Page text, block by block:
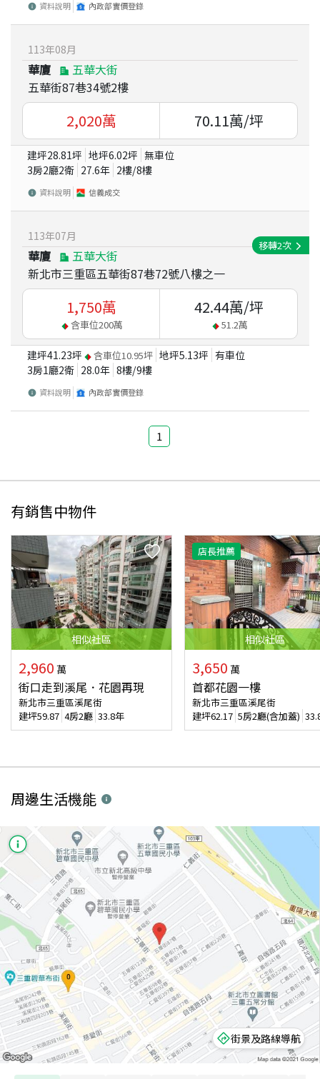
資料說明 內政部實價登錄
113年08月
華廈
五華大街
五華街87巷34號2樓
2,020萬 70.11萬/坪
建坪28.81坪 地坪6.02坪 無車位
3房2廳2衛 27.6年 2樓/8樓
資料說明 信義成交
113年07月
華廈
五華大街
新北市三重區五華街87巷72號八樓之一
移轉2次
1,750萬
含車位200萬
42.44萬/坪
51.2萬
建坪41.23坪 含車位10.95坪 地坪5.13坪 有車位
3房1廳2衛 28.0年 8樓/9樓
資料說明 內政部實價登錄
1
有銷售中物件
相似社區
2,960 萬
街口走到溪尾．花園再現
新北市三重區溪尾街
建坪59.87 4房2廳 33.8年
店長推薦
相似社區
3,650 萬
首都花園一樓
新北市三重區溪尾街
建坪62.17 5房2廳(含加蓋)
周邊生活機能
街景及路線導航